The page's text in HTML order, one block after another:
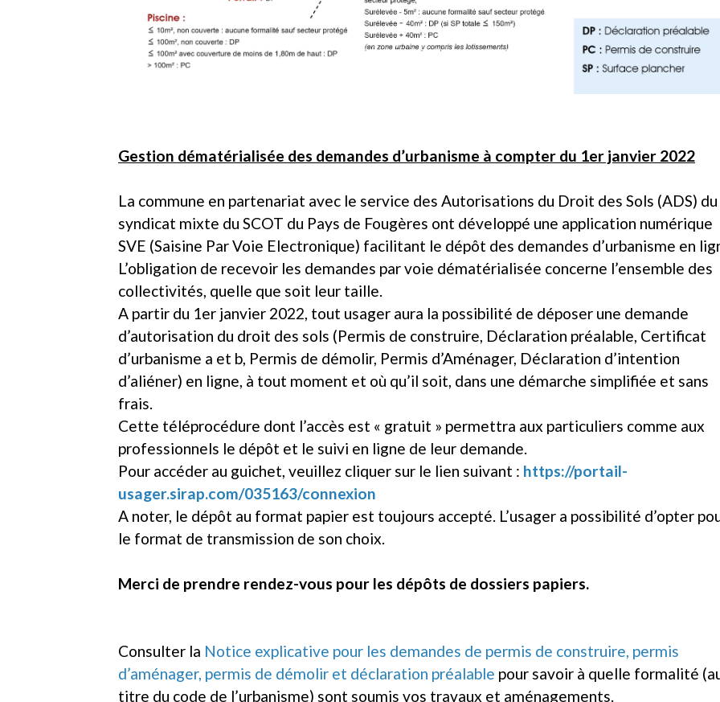
Gestion dématérialisée des demandes d’urbanisme à compter du 1er janvier 2022
La commune en partenariat avec le service des Autorisations du Droit des Sols (ADS) du
syndicat mixte du SCOT du Pays de Fougères ont développé une application numérique
SVE (Saisine Par Voie Electronique) facilitant le dépôt des demandes d’urbanisme en
L’obligation de recevoir les demandes par voie dématérialisée concerne l’ensemble des
collectivités, quelle que soit leur taille.
A partir du 1er janvier 2022, tout usager aura la possibilité de déposer une demande
d’autorisation du droit des sols (Permis de construire, Déclaration préalable, Certificat
d’urbanisme a et b, Permis de démolir, Permis d’Aménager, Déclaration d’intention
d’aliéner) en ligne, à tout moment et où qu’il soit, dans une démarche simplifiée et sans
frais.
Cette téléprocédure dont l’accès est « gratuit » permettra aux particuliers comme aux
professionnels le dépôt et le suivi en ligne de leur demande.
Pour accéder au guichet, veuillez cliquer sur le lien suivant : https://portail-
usager.sirap.com/035163/connexion
A noter, le dépôt au format papier est toujours accepté. L’usager a possibilité d’opter
le format de transmission de son choix.
Merci de prendre rendez-vous pour les dépôts de dossiers papiers.
Consulter la Notice explicative pour les demandes de permis de construire, permis
d’aménager, permis de démolir et déclaration préalable pour savoir à quelle formalité
titre du code de l’urbanisme) sont soumis vos travaux et aménagements.